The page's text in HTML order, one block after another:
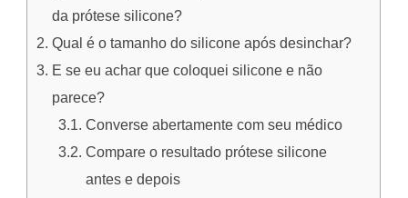
da prótese silicone?
Qual é o tamanho do silicone após desinchar?
E se eu achar que coloquei silicone e não
parece?
Converse abertamente com seu médico
Compare o resultado prótese silicone
antes e depois